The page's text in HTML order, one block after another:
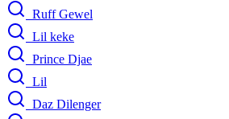
Ruff Gewel
Lil keke
Prince Djae
Lil
Daz Dilenger